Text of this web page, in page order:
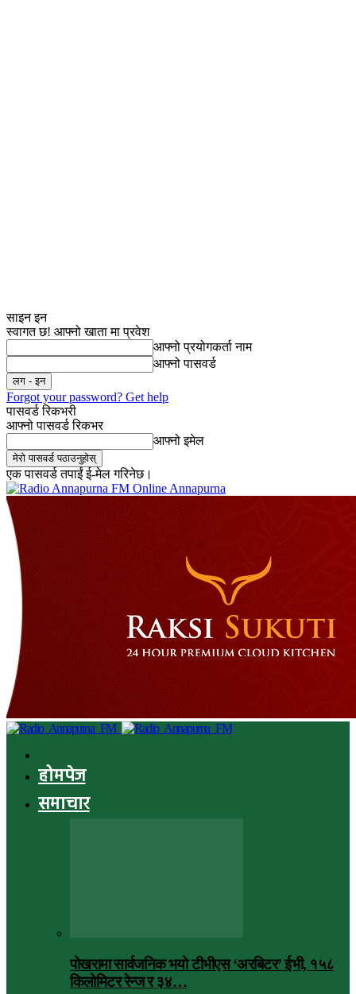
साइन इन
स्वागत छ! आफ्नो खाता मा प्रवेश
आफ्नो प्रयोगकर्ता नाम
आफ्नो पासवर्ड
Forgot your password? Get help
पासवर्ड रिकभरी
आफ्नो पासवर्ड रिकभर
आफ्नो इमेल
एक पासवर्ड तपाईं ई-मेल गरिनेछ।
Online Annapurna
होमपेज
समाचार
पोखरामा सार्वजनिक भयो टीभीएस ‘अरबिटर’ ईभी, १५८
किलोमिटर रेन्ज र ३४…